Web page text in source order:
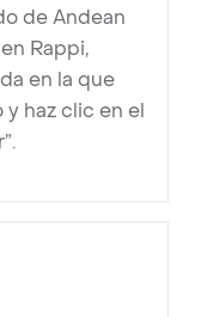
de Andean
Rappi,
en la que
haz clic en el